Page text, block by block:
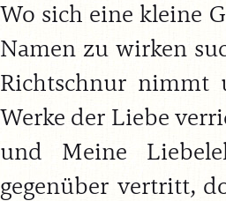
Wo sich eine kleine
Namen zu wirken
Richtschnur
Werke der Liebe
und Meine
gegenüber vertritt,